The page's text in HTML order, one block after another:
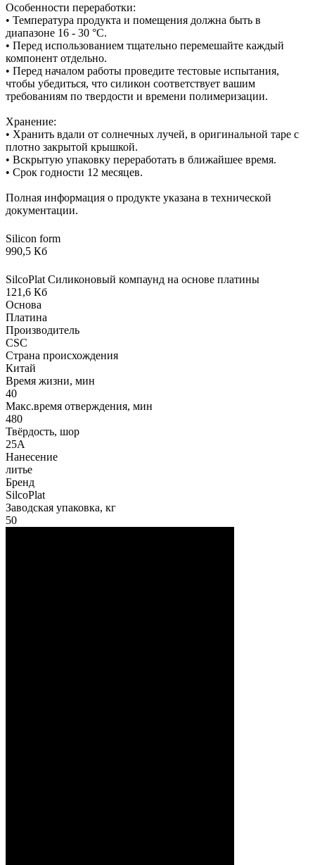
Особенности переработки:
• Температура продукта и помещения должна быть в
диапазоне 16 - 30 °C.
• Перед использованием тщательно перемешайте каждый
компонент отдельно.
• Перед началом работы проведите тестовые испытания,
чтобы убедиться, что силикон соответствует вашим
требованиям по твердости и времени полимеризации.
Хранение:
• Хранить вдали от солнечных лучей, в оригинальной таре с
плотно закрытой крышкой.
• Вскрытую упаковку переработать в ближайшее время.
• Срок годности 12 месяцев.
Полная информация о продукте указана в технической
документации.
Silicon form
990,5 Кб
SilcoPlat Силиконовый компаунд на основе платины
121,6 Кб
Основа
Платина
Производитель
CSC
Страна происхождения
Китай
Время жизни, мин
40
Макс.время отверждения, мин
480
Твёрдость, шор
25А
Нанесение
литье
Бренд
SilcoPlat
Заводская упаковка, кг
50